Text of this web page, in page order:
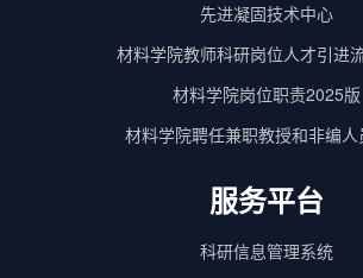
先进凝固技术中心
材料学院教师科研岗位人才引进
材料学院岗位职责2025版
材料学院聘任兼职教授和非编
服务平台
科研信息管理系统